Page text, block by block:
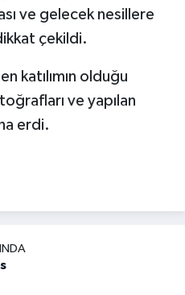
ve gelecek nesillere
çekildi.
katılımın olduğu
ve yapılan
erdi.